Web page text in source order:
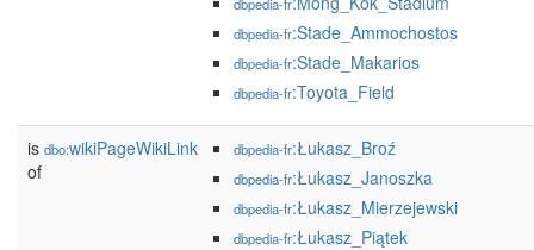
dbpedia-fr:Stade_Ammochostos
dbpedia-fr:Stade_Makarios
dbpedia-fr:Toyota_Field
is dbo:wikiPageWikiLink
of
dbpedia-fr:Łukasz_Broź
dbpedia-fr:Łukasz_Janoszka
dbpedia-fr:Łukasz_Mierzejewski
dbpedia-fr:Łukasz_Piątek